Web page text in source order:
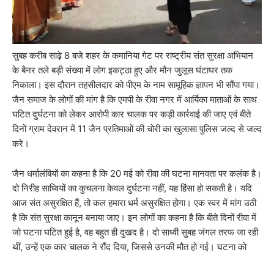
सुबह करीब साढ़े 8 बजे शहर के कमानिया गेट पर राष्ट्रीय संत सुरक्षा अभियान
के बैनर तले बड़ी संख्या में लोग इकट्ठा हुए और मौन जुलूस घंटाघर तक
निकाला। इस दौरान तहसीलदार को पीएम के नाम सामूहिक ज्ञापन भी सौंपा गया।
जैन समाज के लोगों की मांग है कि एमपी के रीवा नगर में आर्यिका माताओं के साथ
घटित दुर्घटना को लेकर आरोपी कार चालक पर कड़ी कार्रवाई की जाए एवं बीते
दिनों ग्राम देवरान में 11 जैन प्रतिमाओं की चोरी का खुलासा पुलिस जल्द से जल्द
करे।
जैन धर्मालंबियों का कहना है कि 20 मई को रीवा की घटना मानवता पर कलंक है।
दो निरीह साध्वियों का कुचलना केवल दुर्घटना नहीं, यह हिंसा हो सकती है। यदि
आज संत असुरक्षित हैं, तो कल हमारा धर्म असुरक्षित होगा। एक स्वर में मांग उठी
है कि संत सुरक्षा कानून बनाया जाए। इन लोगों का कहना है कि बीते दिनों रीवा में
जो घटना घटित हुई है, वह बहुत ही दुखद है। दो साध्वी सुबह जंगल तरफ जा रही
थीं, उन्हें एक कार चालक ने रौंद दिया, जिससे उनकी मौत हो गई। घटना को